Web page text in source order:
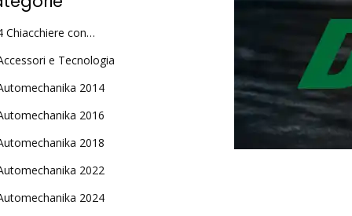
Chiacchiere con…
e Tecnologia
2014
2016
2018
2022
2024